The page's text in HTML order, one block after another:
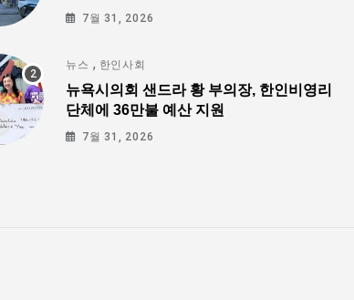
7월 31, 2026
뉴스 , 한인사회
뉴욕시의회 샌드라 황 부의장, 한인비영리
단체에 36만불 예산 지원
7월 31, 2026